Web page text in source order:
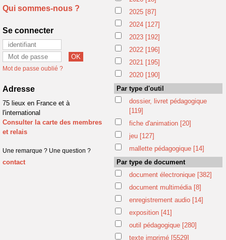
Qui sommes-nous ?
Se connecter
Mot de passe oublié ?
Adresse
75 lieux en France et à
l'international
Consulter la carte des membres
et relais
Une remarque ? Une question ?
contact
2025 [87]
2024 [127]
2023 [192]
2022 [196]
2021 [195]
2020 [190]
Par type d'outil
dossier, livret pédagogique
[119]
fiche d'animation [20]
jeu [127]
mallette pédagogique [14]
Par type de document
document électronique [382]
document multimédia [8]
enregistrement audio [14]
exposition [41]
outil pédagogique [280]
texte imprimé [5529]